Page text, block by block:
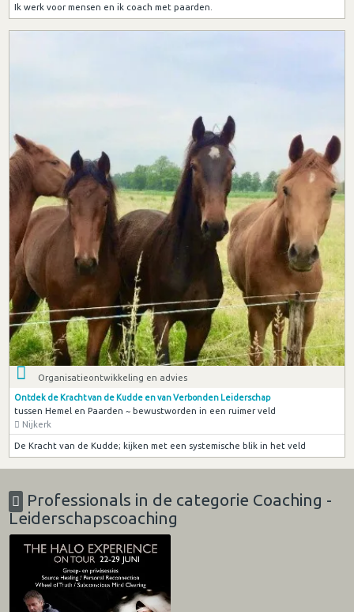
Ik werk voor mensen en ik coach met paarden.
Organisatieontwikkeling en advies
Ontdek de Kracht van de Kudde en van Verbonden Leiderschap
tussen Hemel en Paarden ~ bewustworden in een ruimer veld
Nijkerk
De Kracht van de Kudde; kijken met een systemische blik in het veld
Professionals in de categorie Coaching -
Leiderschapscoaching